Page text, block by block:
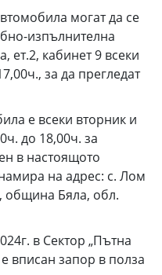
могат да се
изпълнителна
ет.2, кабинет 9 всеки
за да прегледат
е всеки вторник и
до 18,00ч. за
в настоящото
на адрес: с. Лом
община Бяла, обл.
в Сектор „Пътна
вписан запор в полза